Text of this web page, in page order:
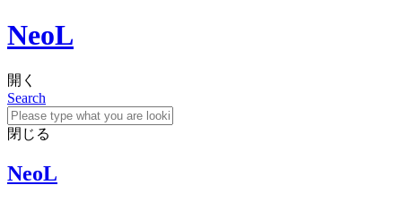
NeoL
開く
Search
閉じる
NeoL